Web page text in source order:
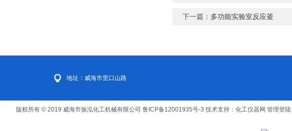
下一篇： 多功能实验室反应釜
地址：威海市里口山路
版权所有 © 2019 威海市振泓化工机械有限公司 鲁ICP备12001935号-3 技术支持： 化工仪器网 管理登陆